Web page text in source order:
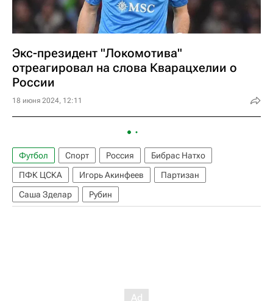
Экс-президент "Локомотива"
отреагировал на слова Кварацхелии о
России
18 июня 2024, 12:11
Футбол Спорт Россия
Бибрас Натхо
ПФК ЦСКА
Игорь Акинфеев
Партизан
Саша Зделар
Рубин